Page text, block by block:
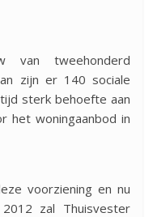
van tweehonderd
zijn er 140 sociale
sterk behoefte aan
het woningaanbod in
voorziening en nu
zal Thuisvester